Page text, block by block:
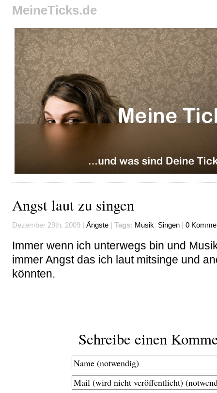
MeineTicks.de
Angst laut zu singen
Dezember 29th, 2009 | Ängste | Tags: Musik, Singen | 0
Immer wenn ich unterwegs bin und
immer Angst das ich laut mitsinge und
könnten.
Schreibe einen